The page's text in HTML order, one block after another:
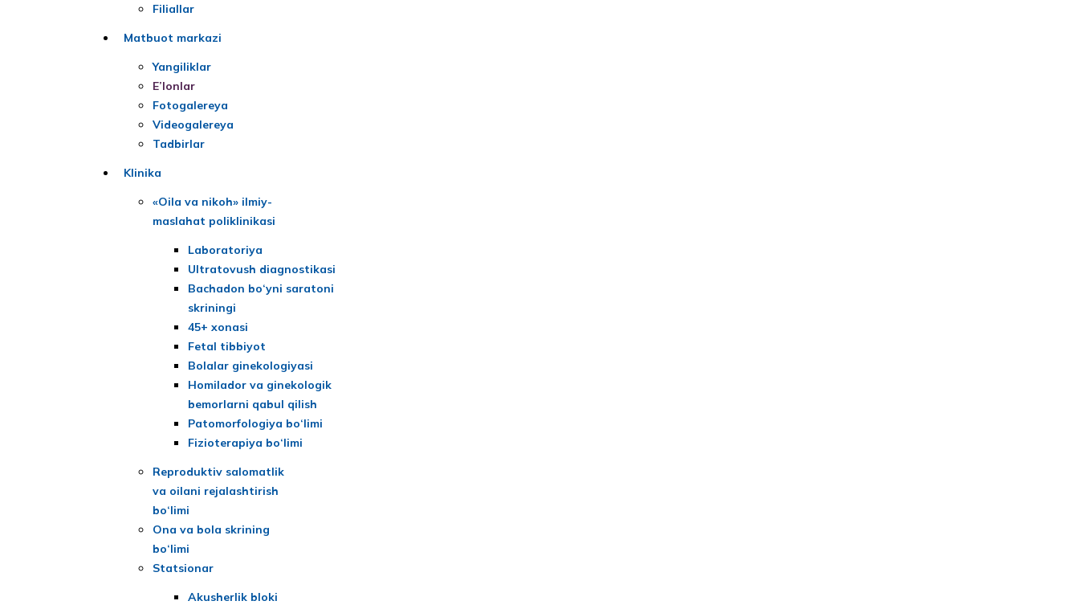
Filiallar
Matbuot markazi
Yangiliklar
E’lonlar
Fotogalereya
Videogalereya
Tadbirlar
Klinika
«Oila va nikoh» ilmiy-
maslahat poliklinikasi
Laboratoriya
Ultratovush diagnostikasi
Bachadon bo‘yni saratoni
skriningi
45+ xonasi
Fetal tibbiyot
Bolalar ginekologiyasi
Homilador va ginekologik
bemorlarni qabul qilish
Patomorfologiya bo‘limi
Fizioterapiya bo‘limi
Reproduktiv salomatlik
va oilani rejalashtirish
bo‘limi
Ona va bola skrining
bo‘limi
Statsionar
Akusherlik bloki